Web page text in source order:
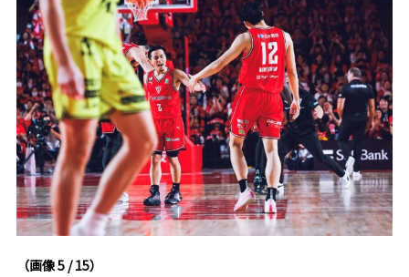
（画像 5 / 15）